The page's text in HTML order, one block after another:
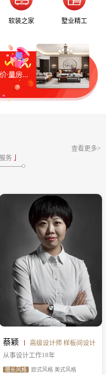
软装之家 墅业精工
务
查看更多>
蔡颖
高级设计师 样板间设计
从事设计工作18年
擅长风格 欧式风格 美式风格